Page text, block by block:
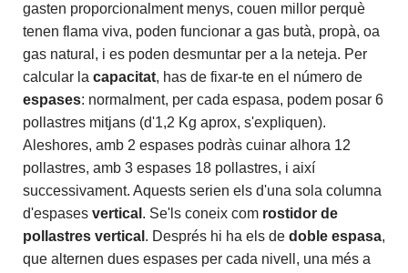
gasten proporcionalment menys, couen millor perquè
tenen flama viva, poden funcionar a gas butà, propà, oa
gas natural, i es poden desmuntar per a la neteja. Per
calcular la capacitat, has de fixar-te en el número de
espases: normalment, per cada espasa, podem posar 6
pollastres mitjans (d'1,2 Kg aprox, s'expliquen).
Aleshores, amb 2 espases podràs cuinar alhora 12
pollastres, amb 3 espases 18 pollastres, i així
successivament. Aquests serien els d'una sola columna
d'espases vertical . Se'ls coneix com rostidor de
pollastres vertical . Després hi ha els de doble espasa,
que alternen dues espases per cada nivell, una més a